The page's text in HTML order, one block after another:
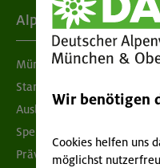
Alpenverein
München & Oberland
Standorte
Ausbildung & Jobs
Spenden
Prävention sexualisierter
Wir benötigen
Cookies helfen uns
möglichst